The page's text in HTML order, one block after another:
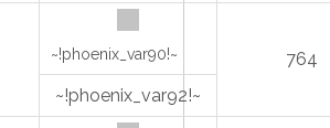
~!phoenix_var90!~
764
~!phoenix_var92!~